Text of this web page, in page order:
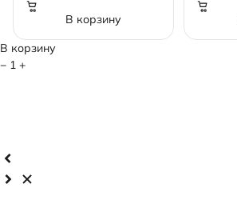
В корзину
В корзину
− 1 +